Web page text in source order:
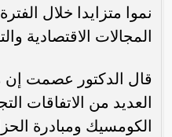
نموا متزايدا خلال
المجالات الاقتصادية
قال الدكتور عصمت إن
العديد من الاتفاقات
الكومسيك ومبادرة